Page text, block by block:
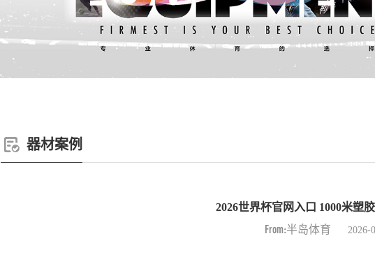
器材案例
2026世界杯官网入口 1000米塑
From:半岛体育 2026-